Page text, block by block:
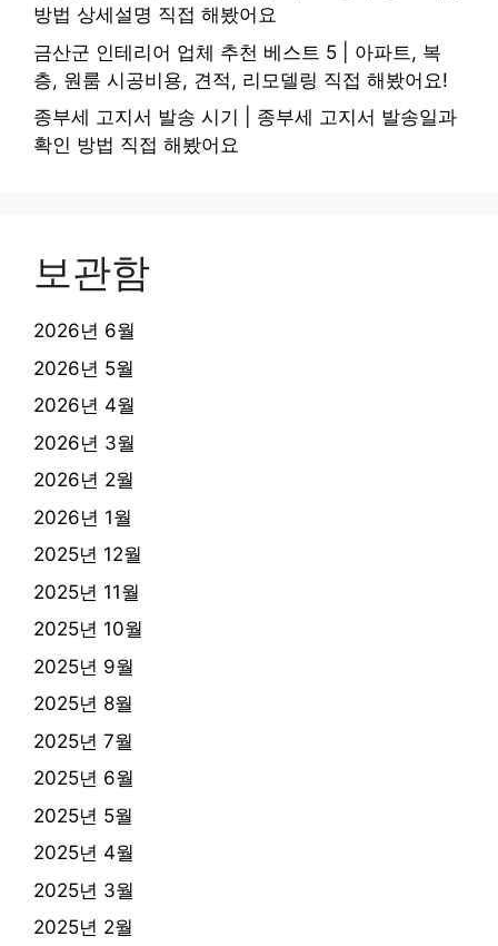
방법 상세설명 직접 해봤어요
금산군 인테리어 업체 추천 베스트 5 | 아파트, 복
층, 원룸 시공비용, 견적, 리모델링 직접 해봤어요!
종부세 고지서 발송 시기 | 종부세 고지서 발송일과
확인 방법 직접 해봤어요
보관함
2026년 6월
2026년 5월
2026년 4월
2026년 3월
2026년 2월
2026년 1월
2025년 12월
2025년 11월
2025년 10월
2025년 9월
2025년 8월
2025년 7월
2025년 6월
2025년 5월
2025년 4월
2025년 3월
2025년 2월